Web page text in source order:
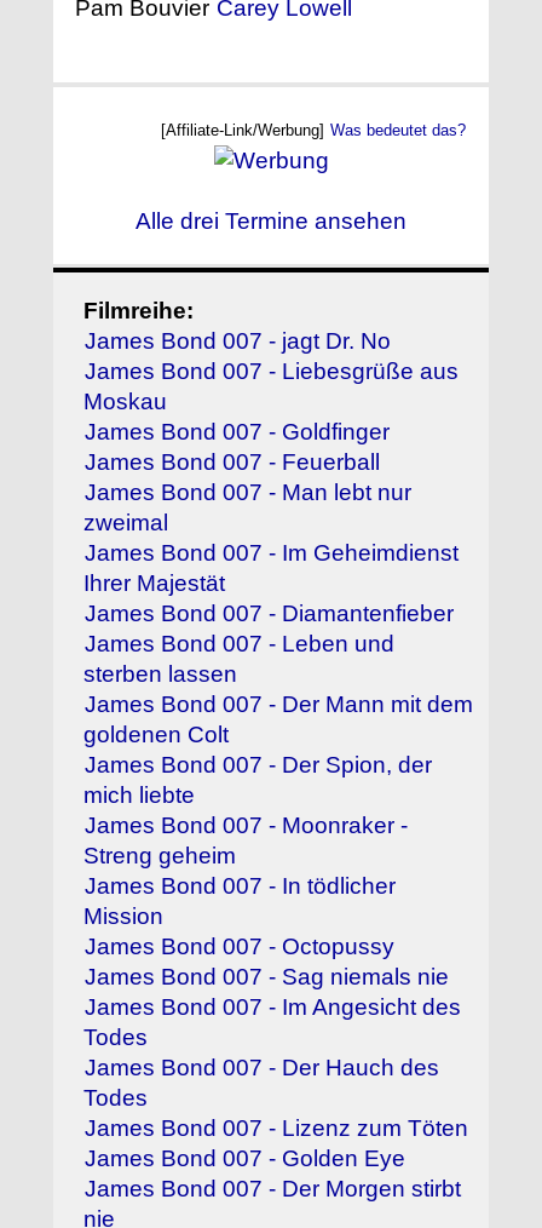
Pam Bouvier Carey Lowell
[Affiliate-Link/Werbung] Was bedeutet das?
Alle drei Termine ansehen
Filmreihe:
James Bond 007 - jagt Dr. No
James Bond 007 - Liebesgrüße aus
Moskau
James Bond 007 - Goldfinger
James Bond 007 - Feuerball
James Bond 007 - Man lebt nur
zweimal
James Bond 007 - Im Geheimdienst
Ihrer Majestät
James Bond 007 - Diamantenfieber
James Bond 007 - Leben und
sterben lassen
James Bond 007 - Der Mann mit dem
goldenen Colt
James Bond 007 - Der Spion, der
mich liebte
James Bond 007 - Moonraker -
Streng geheim
James Bond 007 - In tödlicher
Mission
James Bond 007 - Octopussy
James Bond 007 - Sag niemals nie
James Bond 007 - Im Angesicht des
Todes
James Bond 007 - Der Hauch des
Todes
James Bond 007 - Lizenz zum Töten
James Bond 007 - Golden Eye
James Bond 007 - Der Morgen stirbt
nie